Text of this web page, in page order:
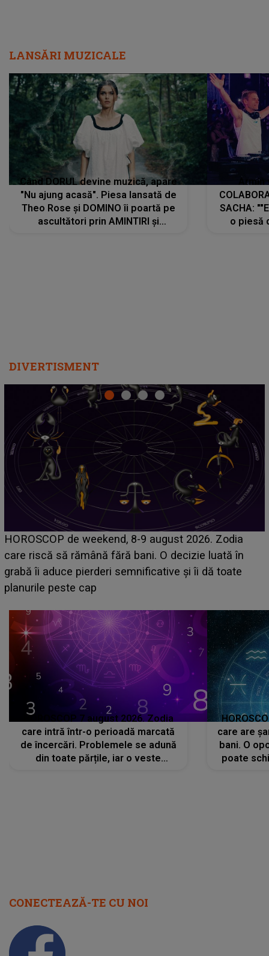
LANSĂRI MUZICALE
Când DORUL devine muzică, apare
"Nu ajung acasă". Piesa lansată de
Theo Rose și DOMINO îi poartă pe
ascultători prin AMINTIRI și
SACHA:
o piesă
DIVERTISMENT
Emanuel a ținut ACEST DETALIU ASCUNS până
acum! În fața Alexandrei, concurentul din Casa Iubirii
face o MĂRTURISIRE NEAȘTEPTATĂ despre mama
sa: "I-am spus și ei în față, eu nu te iubesc pentru
HOROSCOP 7 august 2026. Zodia
care intră într-o perioadă marcată
de încercări. Problemele se adună
din toate părțile, iar o veste
care are
bani. O
poate
CONECTEAZĂ-TE CU NOI